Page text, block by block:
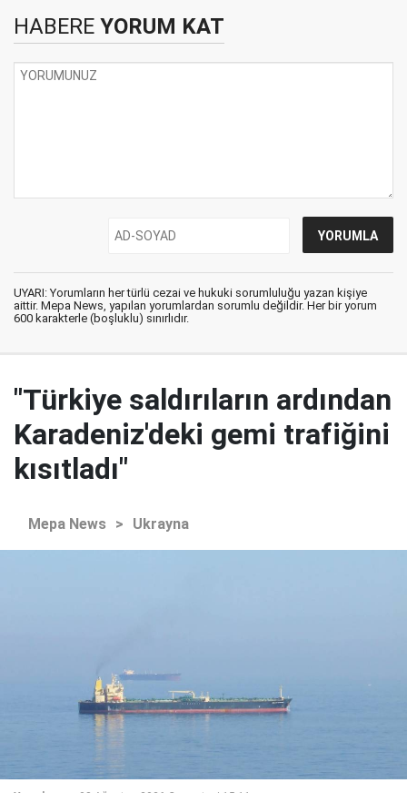
HABERE YORUM KAT
UYARI: Yorumların her türlü cezai ve hukuki sorumluluğu yazan kişiye
aittir. Mepa News, yapılan yorumlardan sorumlu değildir. Her bir yorum
600 karakterle (boşluklu) sınırlıdır.
"Türkiye saldırıların ardından
Karadeniz'deki gemi trafiğini
kısıtladı"
Mepa News > Ukrayna